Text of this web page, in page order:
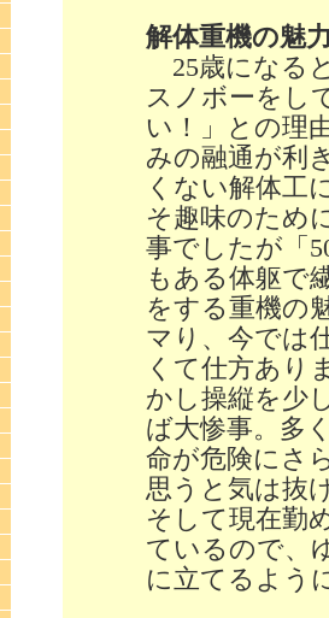
解体重機の魅
25歳になる
スノボーをし
い！」との理
みの融通が利
くない解体工
そ趣味のため
事でしたが「
もある体躯で
をする重機の
マり、今では
くて仕方あり
かし操縦を少
ば大惨事。多
命が危険にさ
思うと気は抜
そして現在勤
ているので、
に立てるよう